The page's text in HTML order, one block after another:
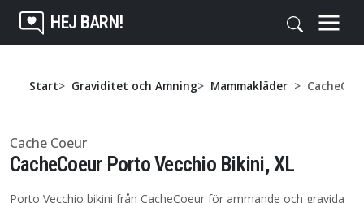
HEJ BARN!
Start Graviditet och Amning Mammakläder
Cache Coeur
CacheCoeur Porto Vecchio Bikini, XL
Porto Vecchio bikini från CacheCoeur för ammande och gravida